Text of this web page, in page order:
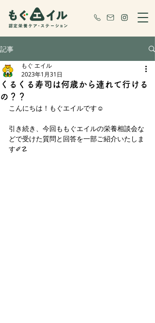
記事
くるくる寿司は何歳から連れて行ける
の？？
もぐ エイル
2023年1月31日
こんにちは！もぐエイルです☺️
引き続き、今回ももぐエイルの栄養相談会な
どで受けた質問と回答を一部ご紹介いたしま
す✐☡